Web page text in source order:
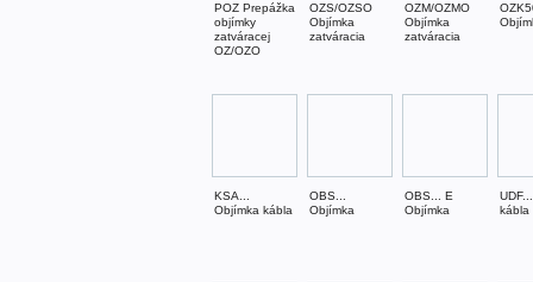
POZ Prepážka
objímky
zatváracej
OZ/OZO
OZS/OZSO
Objímka
zatváracia
OZM/OZMO
Objímka
zatváracia
KSA...
Objímka kábla
OBS...
Objímka
OBS... E
Objímka
kábla